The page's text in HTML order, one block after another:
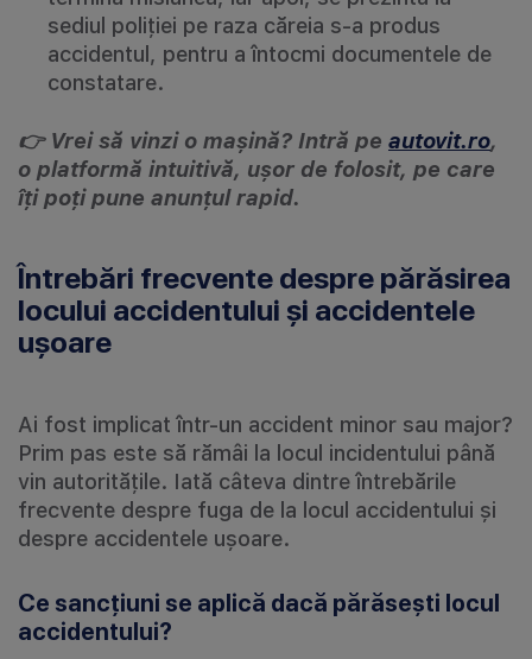
sediul poliției pe raza căreia s-a produs
accidentul, pentru a întocmi documentele de
constatare.
👉 Vrei să vinzi o mașină? Intră pe autovit.ro,
o platformă intuitivă, ușor de folosit, pe care
îți poți pune anunțul rapid.
Întrebări frecvente despre părăsirea
locului accidentului și accidentele
ușoare
Ai fost implicat într-un accident minor sau major?
Prim pas este să rămâi la locul incidentului până
vin autoritățile. Iată câteva dintre întrebările
frecvente despre fuga de la locul accidentului și
despre accidentele ușoare.
Ce sancțiuni se aplică dacă părăsești locul
accidentului?